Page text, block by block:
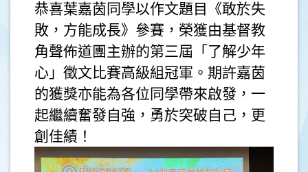
恭喜葉嘉茵同學以作文題目《敢於失
敗，方能成長》參賽，榮獲由基督教
角聲佈道團主辦的第三屆「了解少年
心」徵文比賽高級組冠軍。期許嘉茵
的獲獎亦能為各位同學帶來啟發，一
起繼續奮發自強，勇於突破自己，更
創佳績！